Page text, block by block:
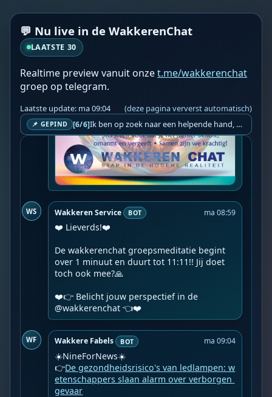
💬 Nu live in de WakkerenChat
LAATSTE 30
Realtime preview vanuit onzet.me/wakkerenchat
groep op telegram.
Laatste update: ma 09:04 (deze pagina ververst automatisch)
📌 GEPIND [6/6] Ik ben op zoek naar een helpende hand, een menselijk oog, een admin die helpt met controleren of de chat wel correct word gemodereerd word door NoMoSpam. 98% gaat automatisch goed, toch ik dit nooit helemaal loslaten en moet er altijd een mens mee blijven opletten bij elke beslissing die gemaakt word. Waar bestaan de werkzaamheden uit? Mee kijken in admin log kanaal naar alle drugs/porno/scams die voorbij komen en in het geval van een randgevalletje, ingrijpen en b.v. een verwijderd maar wel toegestaan bericht terug plaatsen met een druk op de knop. tsja zo banaal en simpel is het gesteld.. Word je hier blij van? Nee. Strookt het je ego? Nee. Word je er beter van? Nee. Kost het veel tijd? Totaal niet, consistentie en regelmaat is belangrijker dan 'er even voor kunnen gaan zitten'.. het werk is in een paar seconden gepiept.. je checkt puur of AI de juiste beslissing heeft gemaakt.. …
WS Wakkeren Service BOT ma 08:59
❤️ Lieverds!❤️
De wakkerenchat groepsmeditatie begint
over 1 minuut en duurt tot 11:11!! Jij doet
toch ook mee?🙏
❤️👉 Belicht jouw perspectief in de
@wakkerenchat 👈❤️️
WF Wakkere Fabels BOT ma 09:04
☀️NineForNews☀️
👉De gezondheidsrisico's van ledlampen: w
etenschappers slaan alarm over verborgen
gevaar